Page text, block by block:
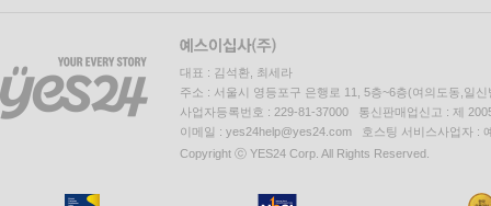
대표 : 김석환, 최세라
주소 : 서울시 영등포구 은행로 11, 5층~6층(여의도동,일신
사업자등록번호 : 229-81-37000 통신판매업신고 : 제
이메일 : yes24help@yes24.com 호스팅 서비스사업자 :
Copyright ⓒ YES24 Corp. All Rights Reserved.